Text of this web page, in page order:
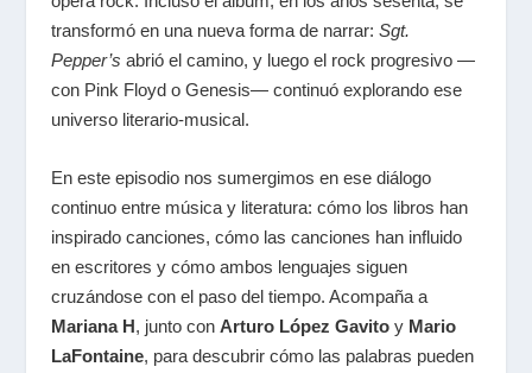
transformó en una nueva forma de narrar: Sgt.
Pepper’s abrió el camino, y luego el rock progresivo —
con Pink Floyd o Genesis— continuó explorando ese
universo literario-musical.
En este episodio nos sumergimos en ese diálogo
continuo entre música y literatura: cómo los libros han
inspirado canciones, cómo las canciones han influido
en escritores y cómo ambos lenguajes siguen
cruzándose con el paso del tiempo. Acompaña a
Mariana H, junto con Arturo López Gavitoy Mario
LaFontaine, para descubrir cómo las palabras pueden